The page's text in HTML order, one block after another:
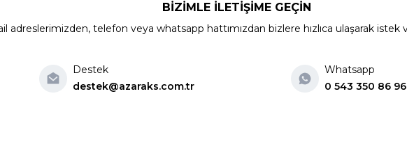
BİZİMLE İLETİŞİME GEÇİN
adreslerimizden, telefon veya whatsapp hattımızdan bizlere hızlıca ulaşarak istek
Destek
destek@azaraks.com.tr
Whatsapp
0 543 350 86 96